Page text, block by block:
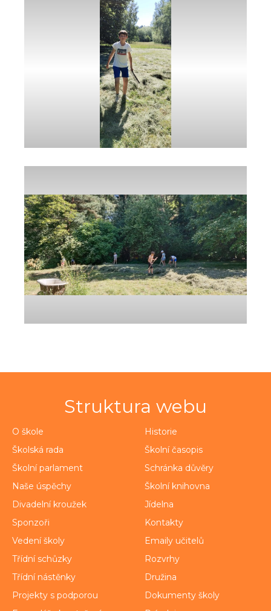
Struktura webu
O škole
Historie
Školská rada
Školní časopis
Školní parlament
Schránka důvěry
Naše úspěchy
Školní knihovna
Divadelní kroužek
Jídelna
Sponzoři
Kontakty
Vedení školy
Emaily učitelů
Třídní schůzky
Rozvrhy
Třídní nástěnky
Družina
Projekty s podporou
Dokumenty školy